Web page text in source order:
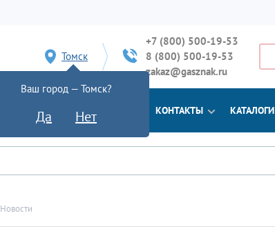
Томск
Ваш город — Томск?
Да Нет
+7 (800) 500-19-53
8 (800) 500-19-53
zakaz@gasznak.ru
ДОКУМЕНТЫ КОНТАКТЫ КАТАЛОГИ
Новости